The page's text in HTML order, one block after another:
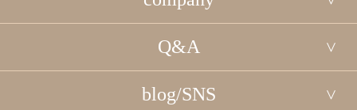
Q&A
blog/SNS